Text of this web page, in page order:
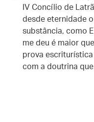
IV Concílio de
desde eternidade
substância, como
me deu é maior
prova
com a doutrina que